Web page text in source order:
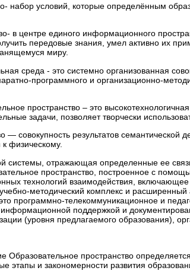
набор условий, которые определённым
в центре единого информационного
передовые знания, умел активно их
миру.
среда - это системно организованная
программного и организационно-
пространство – это
задачи, позволяет творчески
совокупность результатов семантической
физическому.
системы, отражающая определенные ее
пространство, построенное с
технологий взаимодействия,
методический комплекс и
программно-телекоммуникационное и
информационной поддержкой и
(уровня предлагаемого образования),
Образовательное пространство
этапы и закономерности развития